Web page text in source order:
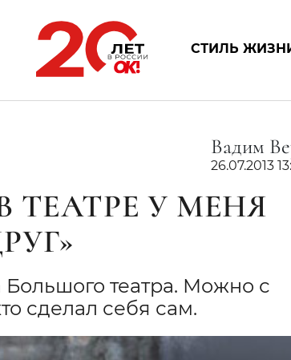
СТИЛЬ
Вадим
26.07.2013
ТЕАТРЕ У МЕНЯ
театра. Можно с
сделал себя сам.